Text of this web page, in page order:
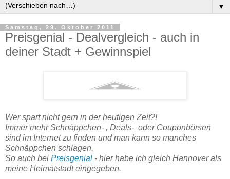
▼
Samstag, 29. Oktober 2011
Preisgenial - Dealvergleich - auch in
deiner Stadt + Gewinnspiel
Wer spart nicht gern in der heutigen Zeit?!
Immer mehr Schnäppchen- , Deals- oder Couponbörsen
sind im Internet zu finden und man kann so manches
Schnäppchen schlagen.
So auch bei Preisgenial - hier habe ich gleich Hannover als
meine Heimatstadt eingegeben.